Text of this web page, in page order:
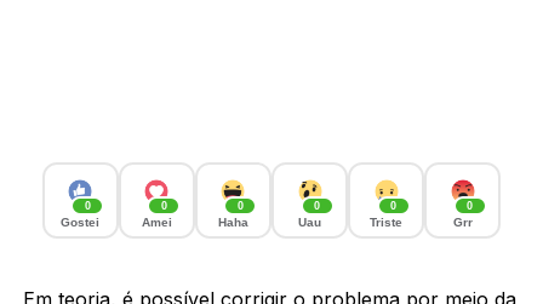
0
Gostei
0
Amei
0
Haha
0
Uau
0
Triste
0
Grr
Em teoria, é possível corrigir o problema por meio da